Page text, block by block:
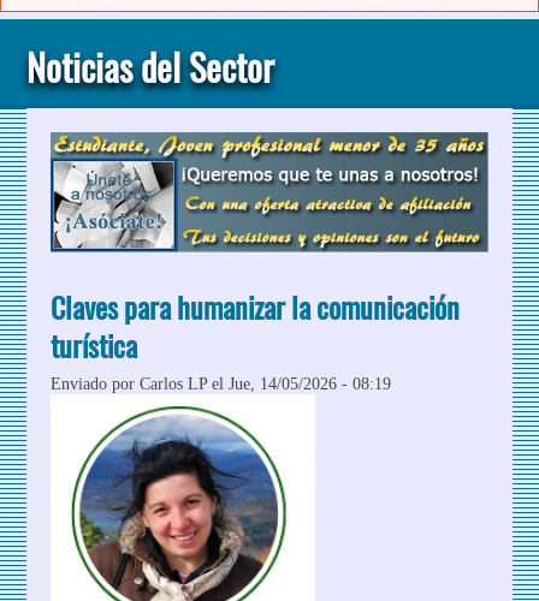
Noticias del Sector
Claves para humanizar la comunicación
turística
Enviado porCarlos LPel Jue, 14/05/2026 - 08:19